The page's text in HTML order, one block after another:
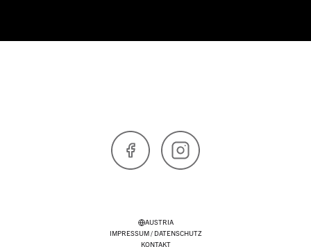
AUSTRIA
IMPRESSUM / DATENSCHUTZ
KONTAKT